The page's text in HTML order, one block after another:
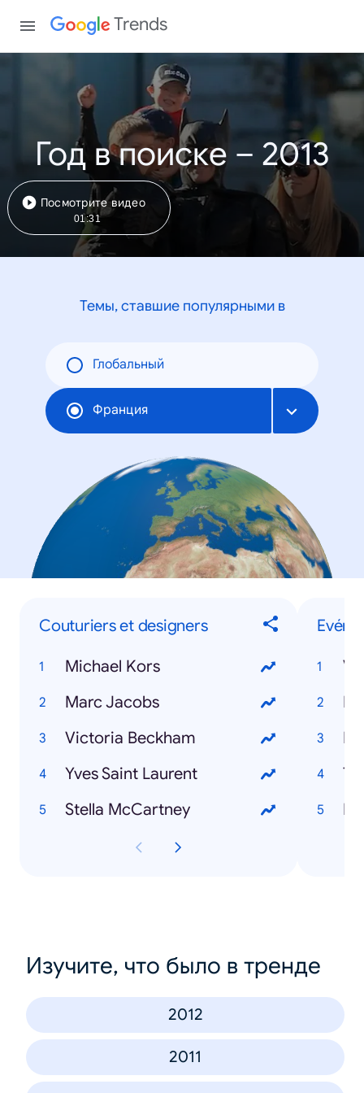
Trends
Год в поиске – 2013
Посмотрите видео
01:31
Темы, ставшие популярными в
Глобальный
Франция
Couturiers et designers
Michael Kors
Marc Jacobs
Victoria Beckham
Yves Saint Laurent
Stella McCartney
Изучите, что было в тренде
2012
2011